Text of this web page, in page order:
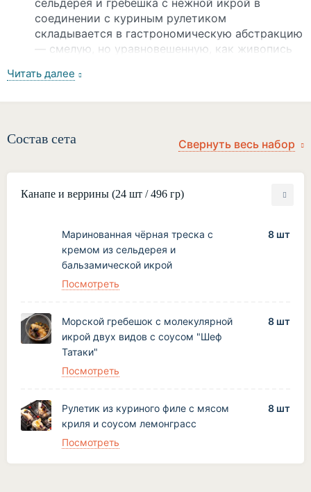
сельдерея и гребешка с нежной икрой в
соединении с куриным рулетиком
складывается в гастрономическую абстракцию
— смелую, но уравновешенную, как живопись
лёгкой закуски к белому вину.
Состав сета
Канапе и веррины (24 шт / 496 гр)
Маринованная чёрная треска с
кремом из сельдерея и
бальзамической икрой
Посмотреть
8 шт
Морской гребешок с молекулярной
икрой двух видов с соусом "Шеф
Татаки"
Посмотреть
8 шт
Рулетик из куриного филе с мясом
криля и соусом лемонграсс
Посмотреть
8 шт